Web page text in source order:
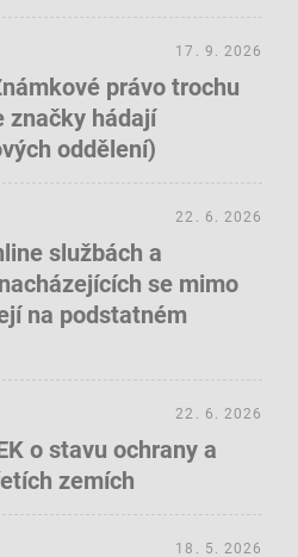
právo trochu
značky hádají
oddělení)
17. 9. 2026
službách a
se mimo
na podstatném
22. 6. 2026
o stavu ochrany a
zemích
22. 6. 2026
18. 5. 2026